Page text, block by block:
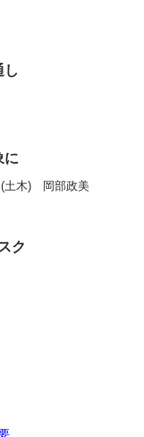
し
に
(土木) 岡部政美
ク